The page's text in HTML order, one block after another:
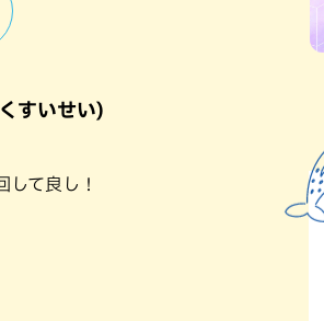
すいせい)
して良し！